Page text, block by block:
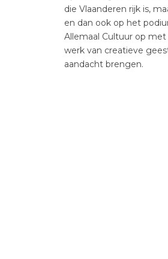
die Vlaanderen rijk is,
en dan ook op het
Allemaal Cultuur op met
werk van creatieve
aandacht brengen.